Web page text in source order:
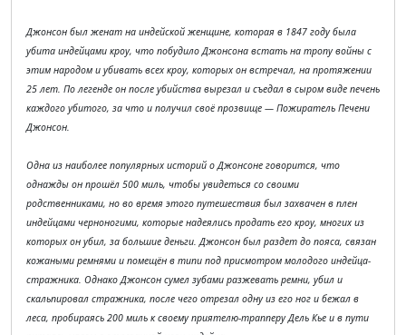
Джонсон был женат на индейской женщине, которая в 1847 году была
убита индейцами кроу, что побудило Джонсона встать на тропу войны с
этим народом и убивать всех кроу, которых он встречал, на протяжении
25 лет. По легенде он после убийства вырезал и съедал в сыром виде печень
каждого убитого, за что и получил своё прозвище — Пожиратель Печени
Джонсон.
Одна из наиболее популярных историй о Джонсоне говорится, что
однажды он прошёл 500 миль, чтобы увидеться со своими
родственниками, но во время этого путешествия был захвачен в плен
индейцами черноногими, которые надеялись продать его кроу, многих из
которых он убил, за большие деньги. Джонсон был раздет до пояса, связан
кожаными ремнями и помещён в типи под присмотром молодого индейца-
стражника. Однако Джонсон сумел зубами разжевать ремни, убил и
скальпировал стражника, после чего отрезал одну из его ног и бежал в
леса, пробираясь 200 миль к своему приятелю-трапперу Дель Кье и в пути